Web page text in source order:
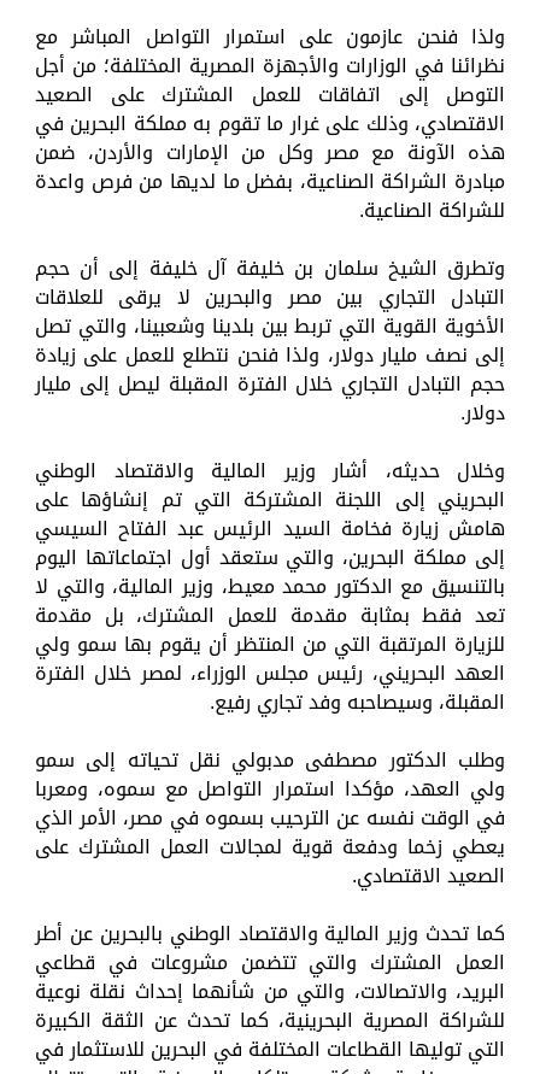
ولذا فنحن عازمون على استمرار التواصل المباشر مع
نظرائنا في الوزارات والأجهزة المصرية المختلفة؛ من أجل
التوصل إلى اتفاقات للعمل المشترك على الصعيد
الاقتصادي، وذلك على غرار ما تقوم به مملكة البحرين في
هذه الآونة مع مصر وكل من الإمارات والأردن، ضمن
مبادرة الشراكة الصناعية، بفضل ما لديها من فرص واعدة
للشراكة الصناعية.
وتطرق الشيخ سلمان بن خليفة آل خليفة إلى أن حجم
التبادل التجاري بين مصر والبحرين لا يرقى للعلاقات
الأخوية القوية التي تربط بين بلدينا وشعبينا، والتي تصل
إلى نصف مليار دولار، ولذا فنحن نتطلع للعمل على زيادة
حجم التبادل التجاري خلال الفترة المقبلة ليصل إلى مليار
دولار.
وخلال حديثه، أشار وزير المالية والاقتصاد الوطني
البحريني إلى اللجنة المشتركة التي تم إنشاؤها على
هامش زيارة فخامة السيد الرئيس عبد الفتاح السيسي
إلى مملكة البحرين، والتي ستعقد أول اجتماعاتها اليوم
بالتنسيق مع الدكتور محمد معيط، وزير المالية، والتي لا
تعد فقط بمثابة مقدمة للعمل المشترك، بل مقدمة
للزيارة المرتقبة التي من المنتظر أن يقوم بها سمو ولي
العهد البحريني، رئيس مجلس الوزراء، لمصر خلال الفترة
المقبلة، وسيصاحبه وفد تجاري رفيع.
وطلب الدكتور مصطفى مدبولي نقل تحياته إلى سمو
ولي العهد، مؤكدا استمرار التواصل مع سموه، ومعربا
في الوقت نفسه عن الترحيب بسموه في مصر، الأمر الذي
يعطي زخما ودفعة قوية لمجالات العمل المشترك على
الصعيد الاقتصادي.
كما تحدث وزير المالية والاقتصاد الوطني بالبحرين عن أطر
العمل المشترك والتي تتضمن مشروعات في قطاعي
البريد، والاتصالات، والتي من شأنهما إحداث نقلة نوعية
للشراكة المصرية البحرينية، كما تحدث عن الثقة الكبيرة
التي توليها القطاعات المختلفة في البحرين للاستثمار في